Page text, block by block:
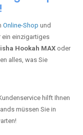
Online-Shop und
ein einzigartiges
Hookah MAX oder
alles, was Sie
hilft Ihnen
müssen Sie in